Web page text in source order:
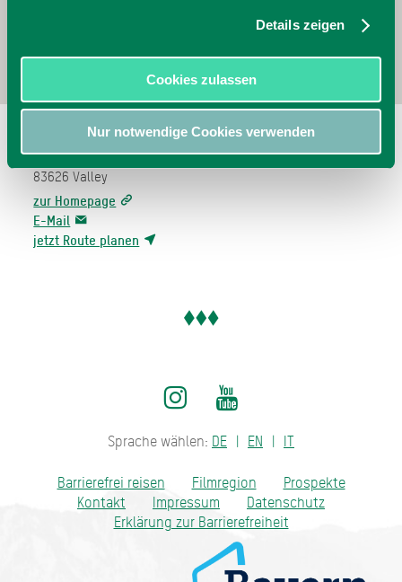
Details zeigen
Cookies zulassen
Nur notwendige Cookies verwenden
Sportstüberl
Am Sportzentrum 4
83626 Valley
zur Homepage
E-Mail
jetzt Route planen
Sprache wählen: DE EN IT
Barrierefrei reisen Filmregion
Prospekte
Kontakt
Impressum
Datenschutz
Erklärung zur Barrierefreiheit